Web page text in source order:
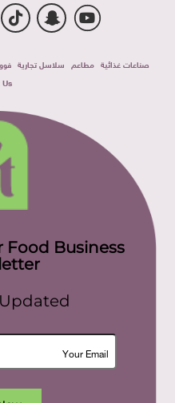
صناعات غذائية مطاعم سلاسل تجارية
Food Business